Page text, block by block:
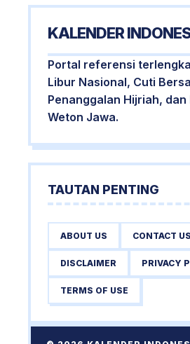
KALENDER
Portal referensi
Libur Nasional, Cuti
Penanggalan Hijriah, dan
Weton Jawa.
TAUTAN PENTING
ABOUT US CONTACT US
DISCLAIMER PRIVACY
TERMS OF USE